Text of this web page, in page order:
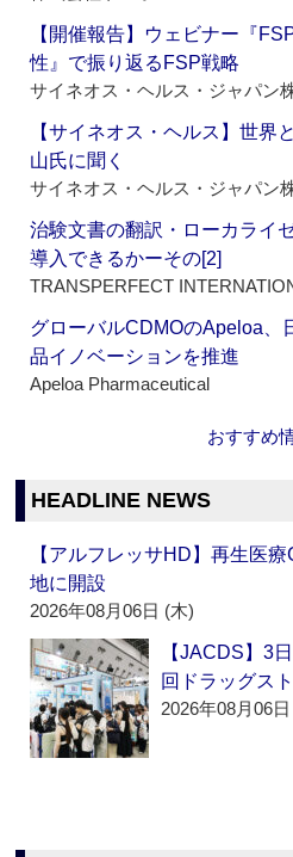
【開催報告】ウェビナー『
性』で振り返るFSP戦略
サイネオス・ヘルス・ジャパン
【サイネオス・ヘルス】世
山氏に聞く
サイネオス・ヘルス・ジャパン
治験文書の翻訳・ローカライ
導入できるかーその[2]
TRANSPERFECT
グローバルCDMOのApeloa、
品イノベーションを推進
Apeloa Pharmaceutical
おすすめ
HEADLINE NEWS
【アルフレッサHD】再生医
地に開設
2026年08月06日 (木)
【JACDS】3
回ドラッグス
2026年08月06